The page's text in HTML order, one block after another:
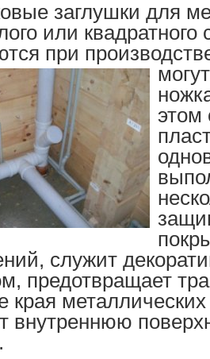
заглушки для
или квадратного
при
этом
служит
предотвращает
края
внутреннюю